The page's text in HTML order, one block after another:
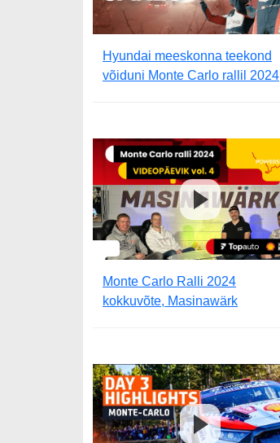
Hyundai meeskonna teekond
võiduni Monte Carlo rallil 2024
Monte Carlo Ralli 2024
kokkuvõte, Masinawärk